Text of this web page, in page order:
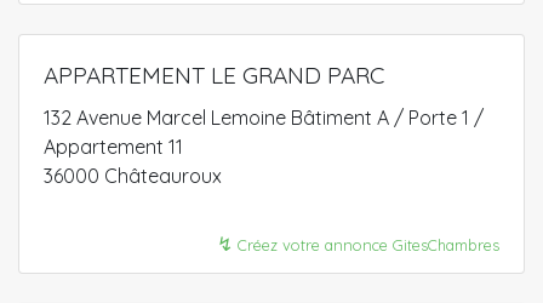
APPARTEMENT LE GRAND PARC
132 Avenue Marcel Lemoine Bâtiment A / Porte 1 /
Appartement 11
36000 Châteauroux
↯ Créez votre annonce GitesChambres